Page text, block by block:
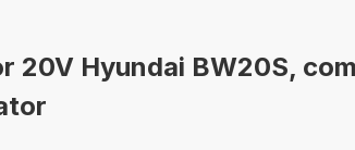
20V Hyundai BW20S,